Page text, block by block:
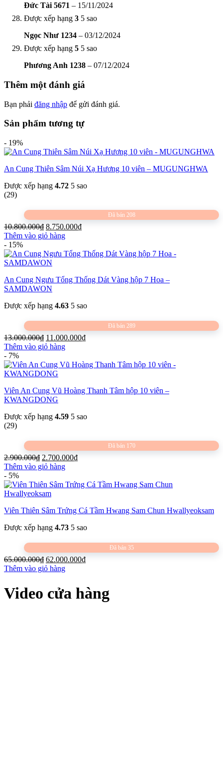
Đức Tài 5671 – 15/11/2024
Được xếp hạng 3 5 sao
Ngọc Như 1234 – 03/12/2024
Được xếp hạng 5 5 sao
Phương Anh 1238 – 07/12/2024
Thêm một đánh giá
Bạn phải đăng nhập để gửi đánh giá.
Sản phẩm tương tự
- 19%
An Cung Thiên Sâm Núi Xạ Hương 10 viên – MUGUNGHWA
Được xếp hạng 4.72 5 sao
(29)
Đã bán 208
10.800.000₫ Giá
gốc
10.800.000₫.
8.750.000₫Giá
là:
Thêm vào giỏ hàng
- 15%
An Cung Ngưu Tổng Thống Dát Vàng hộp 7 Hoa –
SAMDAWON
Được xếp hạng 4.63 5 sao
Đã bán 289
13.000.000₫ Giá
gốc
13.000.000₫.
11.000.000₫Giá
là:
Thêm vào giỏ hàng
- 7%
Viên An Cung Vũ Hoàng Thanh Tâm hộp 10 viên –
KWANGDONG
Được xếp hạng 4.59 5 sao
(29)
Đã bán 170
2.900.000₫ Giá
gốc
2.900.000₫.
2.700.000₫Giá
là:
Thêm vào giỏ hàng
- 5%
Viên Thiên Sâm Trứng Cá Tầm Hwang Sam Chun Hwallyeoksam
Được xếp hạng 4.73 5 sao
Đã bán 35
65.000.000₫ Giá
gốc
65.000.000₫.
62.000.000₫Giá
là:
62.000.000₫.
Thêm vào giỏ hàng
Video cửa hàng